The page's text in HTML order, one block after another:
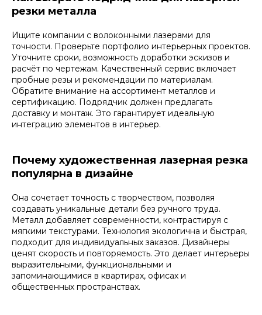
резки металла
Ищите компании с волоконными лазерами для
точности. Проверьте портфолио интерьерных проектов.
Уточните сроки, возможность доработки эскизов и
расчёт по чертежам. Качественный сервис включает
пробные резы и рекомендации по материалам.
Обратите внимание на ассортимент металлов и
сертификацию. Подрядчик должен предлагать
доставку и монтаж. Это гарантирует идеальную
интеграцию элементов в интерьер.
Почему художественная лазерная резка
популярна в дизайне
Она сочетает точность с творчеством, позволяя
создавать уникальные детали без ручного труда.
Металл добавляет современности, контрастируя с
мягкими текстурами. Технология экологична и быстрая,
подходит для индивидуальных заказов. Дизайнеры
ценят скорость и повторяемость. Это делает интерьеры
выразительными, функциональными и
запоминающимися в квартирах, офисах и
общественных пространствах.